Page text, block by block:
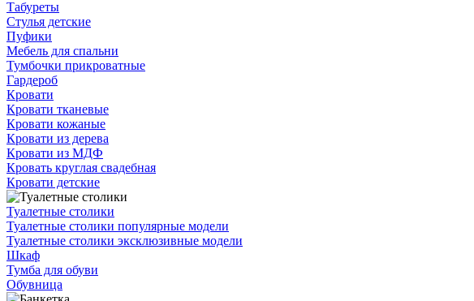
Табуреты
Стулья детские
Пуфики
Мебель для спальни
Тумбочки прикроватные
Гардероб
Кровати
Кровати тканевые
Кровати кожаные
Кровати из дерева
Кровати из МДФ
Кровать круглая свадебная
Кровати детские
Туалетные столики
Туалетные столики популярные модели
Туалетные столики эксклюзивные модели
Шкаф
Тумба для обуви
Обувница